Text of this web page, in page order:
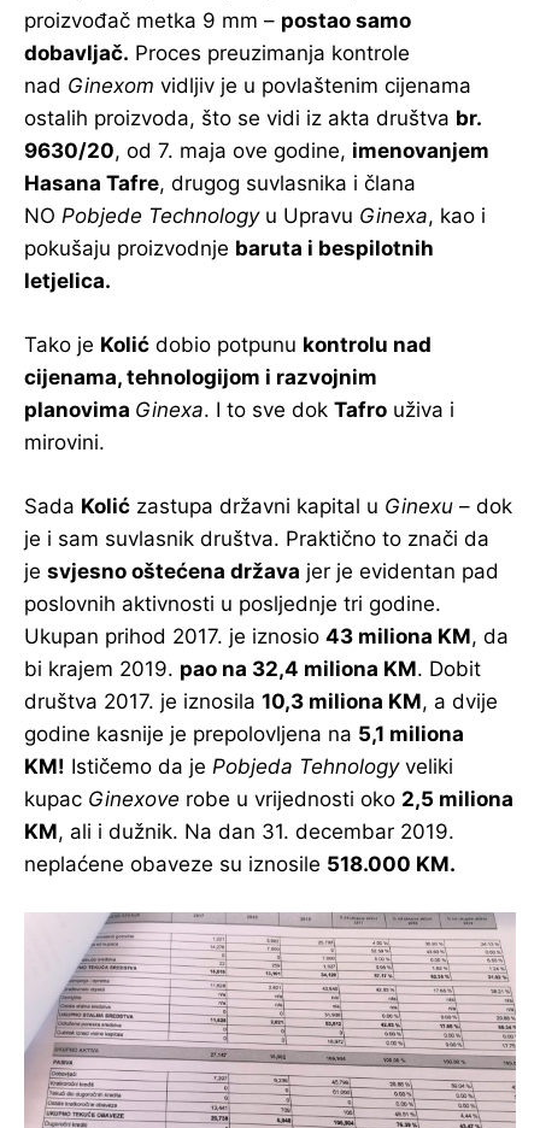
proizvođač metka 9 mm – postao samo
dobavljač. Proces preuzimanja kontrole
nad Ginexom vidljiv je u povlaštenim cijenama
ostalih proizvoda, što se vidi iz akta društva br.
9630/20, od 7. maja ove godine, imenovanjem
Hasana Tafre, drugog suvlasnika i člana
NO Pobjede Technologyu Upravu Ginexa, kao i
pokušaju proizvodnje baruta i bespilotnih
letjelica.
Tako je Kolić dobio potpunu kontrolu nad
cijenama, tehnologijom i razvojnim
planovima Ginexa. I to sve dok Tafro uživa i
mirovini.
Sada Kolić zastupa državni kapital u Ginexu – dok
je i sam suvlasnik društva. Praktično to znači da
je svjesno oštećena država jer je evidentan pad
poslovnih aktivnosti u posljednje tri godine.
Ukupan prihod 2017. je iznosio 43 miliona KM, da
bi krajem 2019. pao na 32,4 miliona KM. Dobit
društva 2017. je iznosila 10,3 miliona KM, a dvije
godine kasnije je prepolovljena na 5,1 miliona
KM! Ističemo da je Pobjeda Tehnologyveliki
kupac Ginexove robe u vrijednosti oko 2,5 miliona
KM, ali i dužnik. Na dan 31. decembar 2019.
neplaćene obaveze su iznosile 518.000 KM.